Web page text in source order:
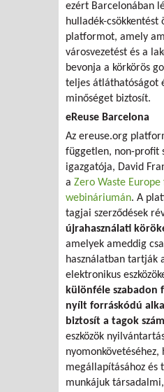
ezért Barcelonában
hulladék-csökkentést
platformot, amely
városvezetést és a
bevonja a körkörös
teljes átláthatóságot
minőséget biztosít.
eReuse Barcelona
Az ereuse.org
független, non-profit
igazgatója, David
a Zero Waste
webináriumán. A
tagjai szerződések
újrahasználati
amelyek ameddig
használatban tartják
elektronikus
különféle szabadon
nyílt forráskódú
biztosít a tagok
eszközök
megállapításához és
munkájuk